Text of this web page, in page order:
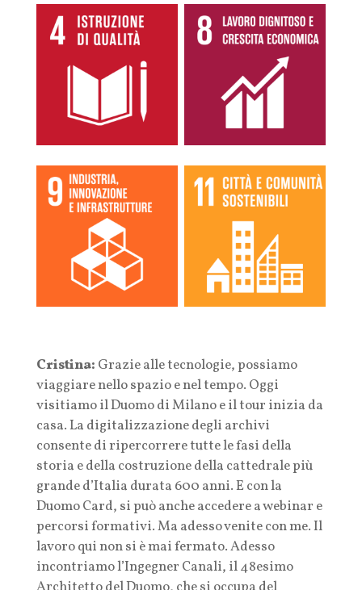
Cristina: Grazie alle tecnologie, possiamo
viaggiare nello spazio e nel tempo. Oggi
visitiamo il Duomo di Milano e il tour inizia da
casa. La digitalizzazione degli archivi
consente di ripercorrere tutte le fasi della
storia e della costruzione della cattedrale più
grande d’Italia durata 600 anni. E con la
Duomo Card, si può anche accedere a webinar e
percorsi formativi.Ma adesso venite con me. Il
lavoro qui non si è mai fermato. Adesso
incontriamo l’Ingegner Canali, il 48esimo